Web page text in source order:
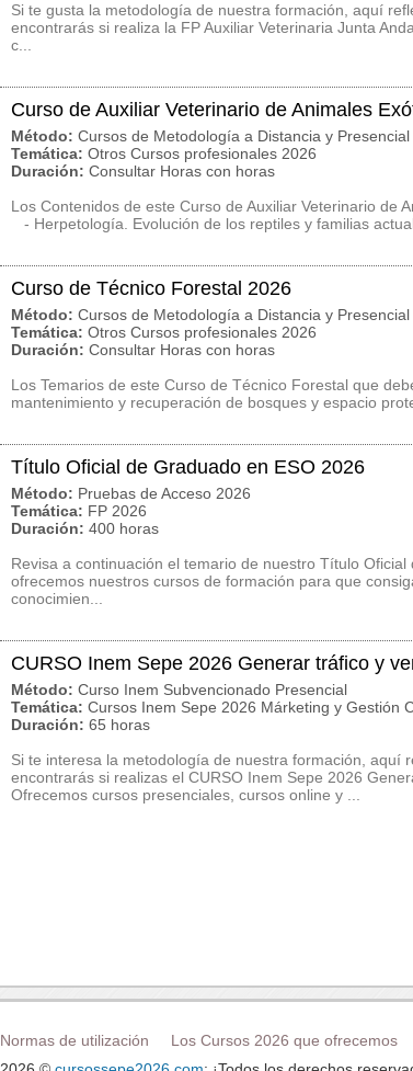
Si te gusta la metodología de nuestra formación, aquí
encontrarás si realiza la FP Auxiliar Veterinaria Junta
c...
Curso de Auxiliar Veterinario de Animales
Método: Cursos de Metodología a Distancia y Presencial
Temática: Otros Cursos profesionales 2026
Duración: Consultar Horas con horas
Los Contenidos de este Curso de Auxiliar Veterinario de
- Herpetología. Evolución de los reptiles y familias
Curso de Técnico Forestal 2026
Método: Cursos de Metodología a Distancia y Presencial
Temática: Otros Cursos profesionales 2026
Duración: Consultar Horas con horas
Los Temarios de este Curso de Técnico Forestal que
mantenimiento y recuperación de bosques y espacio
Título Oficial de Graduado en ESO 2026
Método: Pruebas de Acceso 2026
Temática: FP 2026
Duración: 400 horas
Revisa a continuación el temario de nuestro Título Oficial
ofrecemos nuestros cursos de formación para que
conocimien...
CURSO Inem Sepe 2026 Generar tráfico y
Método: Curso Inem Subvencionado Presencial
Temática: Cursos Inem Sepe 2026 Márketing y Gestión
Duración: 65 horas
Si te interesa la metodología de nuestra formación, aquí
encontrarás si realizas el CURSO Inem Sepe 2026
Ofrecemos cursos presenciales, cursos online y ...
Normas de utilización Los Cursos 2026 que ofrecemos